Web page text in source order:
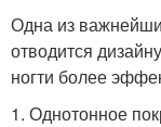
Одна из
отводится
ногти более
1. Однотонное